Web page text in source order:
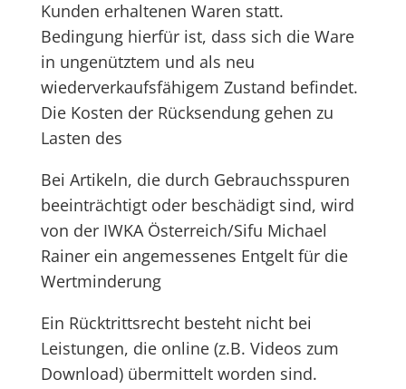
Kunden erhaltenen Waren statt.
Bedingung hierfür ist, dass sich die Ware
in ungenütztem und als neu
wiederverkaufsfähigem Zustand befindet.
Die Kosten der Rücksendung gehen zu
Lasten des
Bei Artikeln, die durch Gebrauchsspuren
beeinträchtigt oder beschädigt sind, wird
von der IWKA Österreich/Sifu Michael
Rainer ein angemessenes Entgelt für die
Wertminderung
Ein Rücktrittsrecht besteht nicht bei
Leistungen, die online (z.B. Videos zum
Download) übermittelt worden sind.